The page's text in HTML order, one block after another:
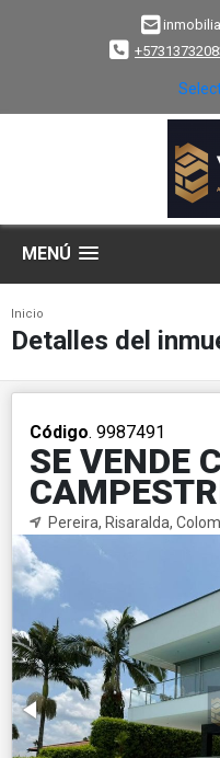
MENÚ
Inicio
Detalles del
Código. 9987491
SE VENDE
Pereira, Risaralda,